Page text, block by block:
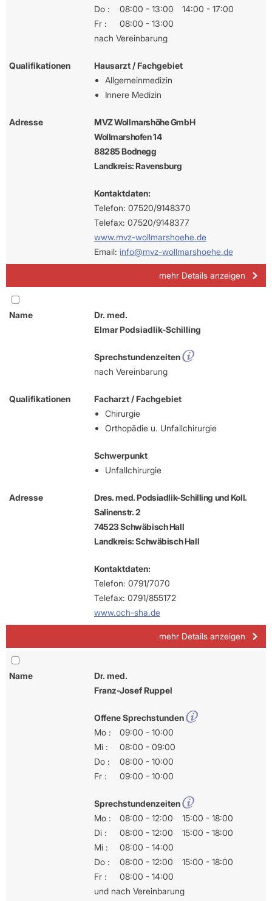
Do : 08:00 - 13:00
14:00 - 17:00
Fr :
08:00 - 13:00
nach Vereinbarung
Qualifikationen
Hausarzt / Fachgebiet
Allgemeinmedizin
Innere Medizin
Adresse
MVZ Wollmarshöhe GmbH
Wollmarshofen 14
88285 Bodnegg
Landkreis: Ravensburg
Kontaktdaten:
Telefon: 07520/9148370
Telefax: 07520/9148377
www.mvz-wollmarshoehe.de
Email: info@mvz-wollmarshoehe.de
mehr Details anzeigen
Name
Dr. med.
Elmar Podsiadlik-Schilling
Sprechstundenzeiten
nach Vereinbarung
Qualifikationen
Facharzt / Fachgebiet
Chirurgie
Orthopädie u. Unfallchirurgie
Schwerpunkt
Unfallchirurgie
Adresse
Dres. med. Podsiadlik-Schilling und Koll.
Salinenstr. 2
74523 Schwäbisch Hall
Landkreis: Schwäbisch Hall
Kontaktdaten:
Telefon: 0791/7070
Telefax: 0791/855172
www.och-sha.de
mehr Details anzeigen
Name
Dr. med.
Franz-Josef Ruppel
Offene Sprechstunden
Mo :
09:00 - 10:00
Mi :
08:00 - 09:00
Do :
08:00 - 10:00
Fr :
09:00 - 10:00
Sprechstundenzeiten
Mo :
08:00 - 12:00
15:00 - 18:00
Di :
08:00 - 12:00
15:00 - 18:00
Mi :
08:00 - 14:00
Do :
08:00 - 12:00
15:00 - 18:00
Fr :
08:00 - 14:00
und nach Vereinbarung